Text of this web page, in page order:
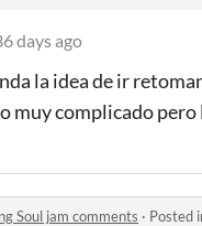
days ago
la idea de ir
muy complicado
Soul jam comments · Posted